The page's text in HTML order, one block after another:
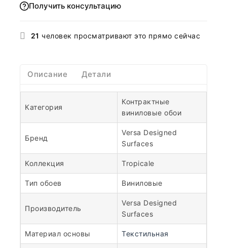
Получить консультацию
21 человек просматривают это прямо сейчас
Описание Детали
Категория
Контрактные
виниловые обои
Бренд
Versa Designed
Surfaces
Коллекция Tropicale
Тип обоев Виниловые
Производитель
Versa Designed
Surfaces
Материал основы Текстильная